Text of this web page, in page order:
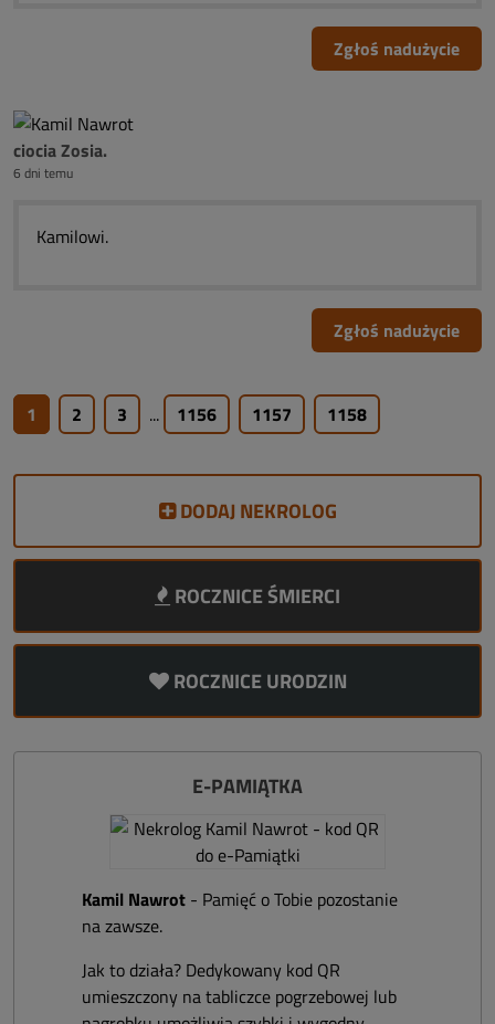
Zgłoś nadużycie
ciocia Zosia.
6 dni temu
Kamilowi.
Zgłoś nadużycie
1 2 3 ... 1156 1157 1158
DODAJ NEKROLOG
ROCZNICE ŚMIERCI
ROCZNICE URODZIN
E-PAMIĄTKA
Kamil Nawrot - Pamięć o Tobie pozostanie
na zawsze.
Jak to działa? Dedykowany kod QR
umieszczony na tabliczce pogrzebowej lub